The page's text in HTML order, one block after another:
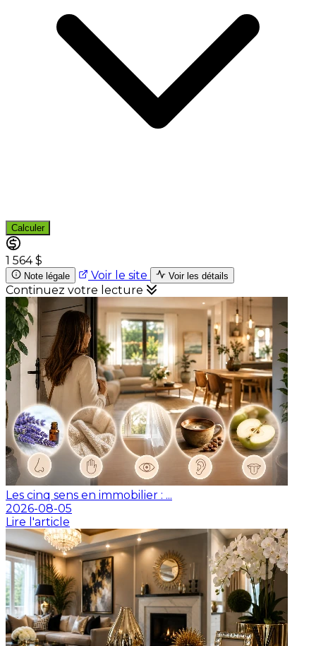
Calculer
1 564 $
Note légale Voir le site Voir les détails
Continuez votre lecture
Les cinq sens en immobilier : ...
2026-08-05
Lire l'article